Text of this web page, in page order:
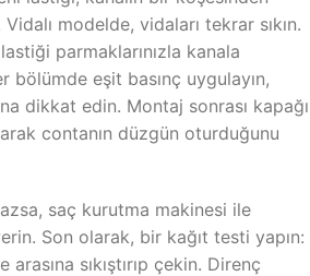
modelde, vidaları tekrar sıkın.
parmaklarınızla kanala
bölümde eşit basınç uygulayın,
dikkat edin. Montaj sonrası kapağı
contanın düzgün oturduğunu
saç kurutma makinesi ile
Son olarak, bir kağıt testi yapın:
arasına sıkıştırıp çekin. Direnç